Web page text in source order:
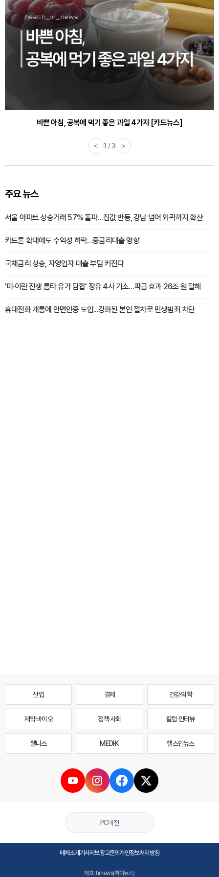
바쁜 아침, 공복에 먹기 좋은 과일 4가지 [카드뉴스]
< 1 / 3 >
주요 뉴스
서울 아파트 상승거래 57% 돌파…집값 반등, 강남 넘어 외곽까지 확산
카드론 확대에도 수익성 하락…중금리대출 영향
국채금리 상승, 자영업자 대출 부담 커진다
'미·이란 전쟁 틈타 유가 담합' 정유 4사 기소…파급 효과 26조 원 달해
휴대전화 개통에 안면인증 도입...강화된 본인 절차로 민생범죄 차단
산업 경제 건강·의학
제약·바이오 정책·사회 칼럼·인터뷰
웰니스 MEDI·K 헬스인뉴스
PC버전
매체소개기사제보광고문의개인정보처리방침
제호: hinews(하이뉴스)